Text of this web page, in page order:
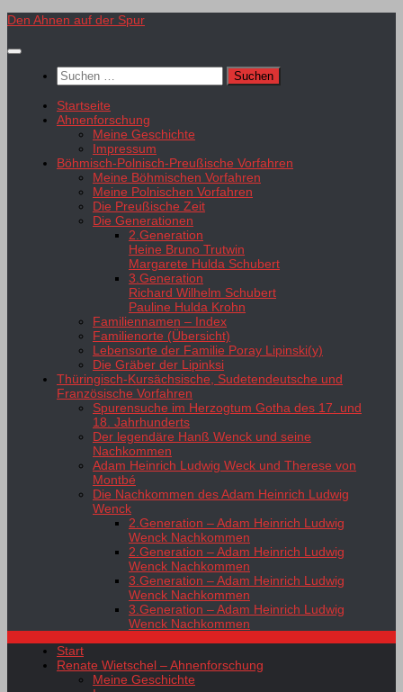
Zum
springen
Den Ahnen auf der Spur
Suchen
nach:
Startseite
Ahnenforschung
Meine Geschichte
Impressum
Böhmisch-Polnisch-Preußische Vorfahren
Meine Böhmischen Vorfahren
Meine Polnischen Vorfahren
Die Preußische Zeit
Die Generationen
2.Generation
Heine Bruno Trutwin
Margarete Hulda Schubert
3.Generation
Richard Wilhelm Schubert
Pauline Hulda Krohn
Familiennamen – Index
Familienorte (Übersicht)
Lebensorte der Familie Poray Lipinski(y)
Die Gräber der Lipinksi
Thüringisch-Kursächsische, Sudetendeutsche und
Französische Vorfahren
Spurensuche im Herzogtum Gotha des 17. und
18. Jahrhunderts
Der legendäre Hanß Wenck und seine
Nachkommen
Adam Heinrich Ludwig Weck und Therese von
Montbé
Die Nachkommen des Adam Heinrich Ludwig
Wenck
2.Generation – Adam Heinrich Ludwig
Wenck Nachkommen
2.Generation – Adam Heinrich Ludwig
Wenck Nachkommen
3.Generation – Adam Heinrich Ludwig
Wenck Nachkommen
3.Generation – Adam Heinrich Ludwig
Wenck Nachkommen
Start
Renate Wietschel – Ahnenforschung
Meine Geschichte